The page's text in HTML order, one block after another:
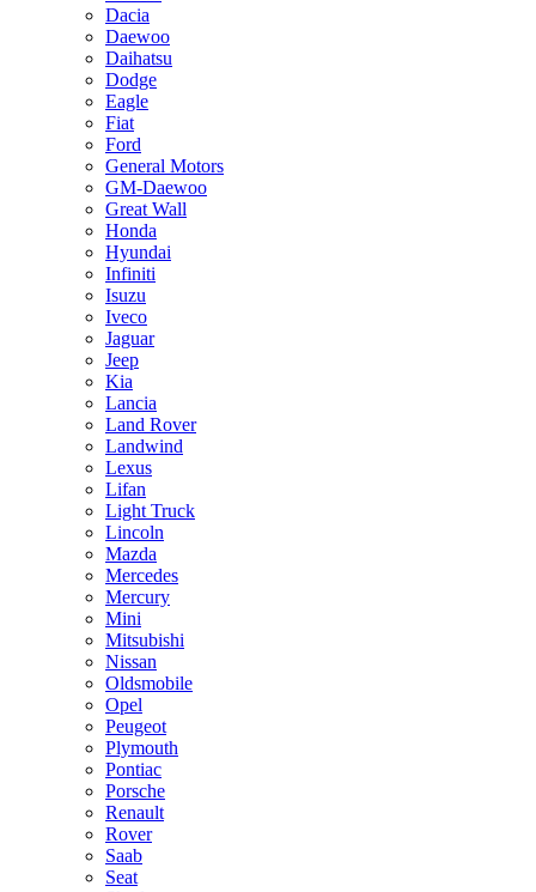
Dacia
Daewoo
Daihatsu
Dodge
Eagle
Fiat
Ford
General Motors
GM-Daewoo
Great Wall
Honda
Hyundai
Infiniti
Isuzu
Iveco
Jaguar
Jeep
Kia
Lancia
Land Rover
Landwind
Lexus
Lifan
Light Truck
Lincoln
Mazda
Mercedes
Mercury
Mini
Mitsubishi
Nissan
Oldsmobile
Opel
Peugeot
Plymouth
Pontiac
Porsche
Renault
Rover
Saab
Seat